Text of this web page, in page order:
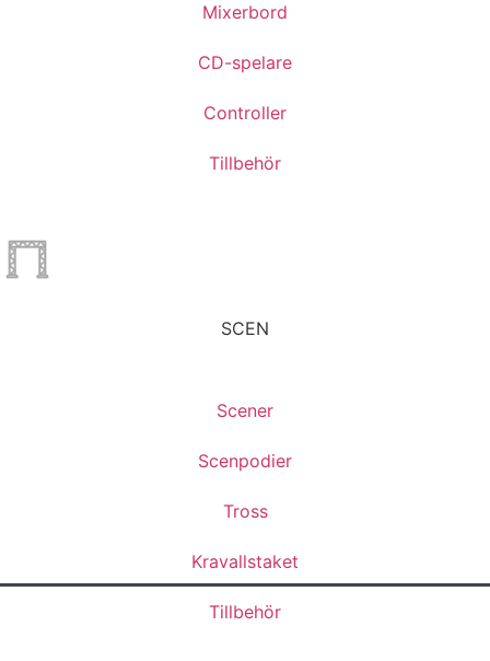
Mixerbord
CD-spelare
Controller
Tillbehör
SCEN
Scener
Scenpodier
Tross
Kravallstaket
Tillbehör